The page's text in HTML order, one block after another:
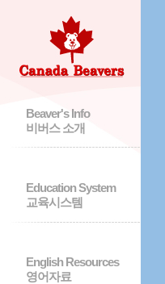
Beaver's Info
비버스 소개
Education System
교육시스템
English Resources
영어자료